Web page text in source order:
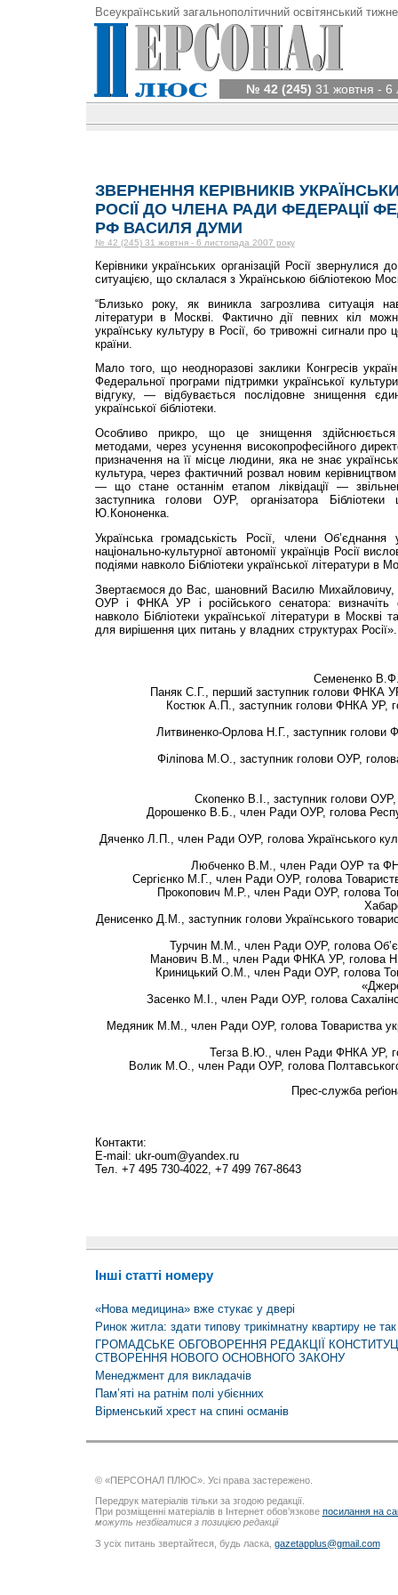
Всеукраїнський загальнополітичний освітянський
№ 42 (245) 31 жовтня - 6
ЗВЕРНЕННЯ КЕРІВНИКІВ
РОСІЇ ДО ЧЛЕНА РАДИ ФЕДЕРАЦІЇ
РФ ВАСИЛЯ ДУМИ
№ 42 (245) 31 жовтня - 6 листопада 2007 року
Керівники українських організацій Росії звернулися
ситуацією, що склалася з Українською бібліотекою
“Близько року, як виникла загрозлива ситуація
літератури в Москві. Фактично дії певних кіл
українську культуру в Росії, бо тривожні сигнали про
країни.
Мало того, що неодноразові заклики Конгресів
Федеральної програми підтримки української
відгуку, — відбувається послідовне знищення
української бібліотеки.
Особливо прикро, що це знищення здійснюється
методами, через усунення високопрофесійного
призначення на її місце людини, яка не знає
культура, через фактичний розвал новим керівництвом
— що стане останнім етапом ліквідації —
заступника голови ОУР, організатора
Ю.Кононенка.
Українська громадськість Росії, члени Об’єднання
національно-культурної автономії українців Росії
подіями навколо Бібліотеки української літератури в
Звертаємося до Вас, шановний Василю Михайловичу,
ОУР і ФНКА УР і російського сенатора: визначіть
навколо Бібліотеки української літератури в Москві
для вирішення цих питань у владних структурах Росії».
Семененко
Паняк С.Г., перший заступник голови ФНКА
Костюк А.П., заступник голови ФНКА УР,
Литвиненко-Орлова Н.Г., заступник голови
Філіпова М.О., заступник голови ОУР,
Скопенко В.І., заступник голови
Дорошенко В.Б., член Ради ОУР, голова
Дяченко Л.П., член Ради ОУР, голова Українського
Любченко В.М., член Ради ОУР та
Сергієнко М.Г., член Ради ОУР, голова
Прокопович М.Р., член Ради ОУР, голова
Денисенко Д.М., заступник голови Українського
Турчин М.М., член Ради ОУР, голова
Манович В.М., член Ради ФНКА УР, голова
Криницький О.М., член Ради ОУР, голова
Засенко М.І., член Ради ОУР, голова
Медяник М.М., член Ради ОУР, голова Товариства
Тегза В.Ю., член Ради ФНКА УР,
Волик М.О., член Ради ОУР, голова
Прес-служба
Контакти:
E-mail: ukr-oum@yandex.ru
Тел. +7 495 730-4022, +7 499 767-8643
Інші статті номеру
«Нова медицина» вже стукає у двері
Ринок житла: здати типову трикімнатну квартиру не
ГРОМАДСЬКЕ ОБГОВОРЕННЯ РЕДАКЦІЇ
СТВОРЕННЯ НОВОГО ОСНОВНОГО ЗАКОНУ
Менеджмент для викладачів
Пам’яті на ратнім полі убієнних
Вірменський хрест на спині османів
© «ПЕРСОНАЛ ПЛЮС». Усі права застережено.
Передрук матеріалів тільки за згодою редакції.
При розміщенні матеріалів в Інтернет обов’язкове посилання на
можуть незбігатися з позицією редакції
З усіх питань звертайтеся, будь ласка, gazetapplus@gmail.com